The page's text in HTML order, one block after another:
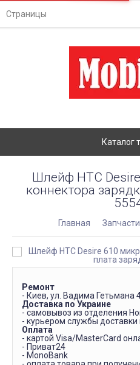
Страницы
Каталог
Шлейф HTC
коннектора
Главная Запчасти
Ремонт
- Киев, ул. Вадима Гетьмана
Доставка по Украине
- самовывоз из отделения
- курьером службы доставки
Оплата
- картой Visa/MasterCard
- Приват24
- MonoBank